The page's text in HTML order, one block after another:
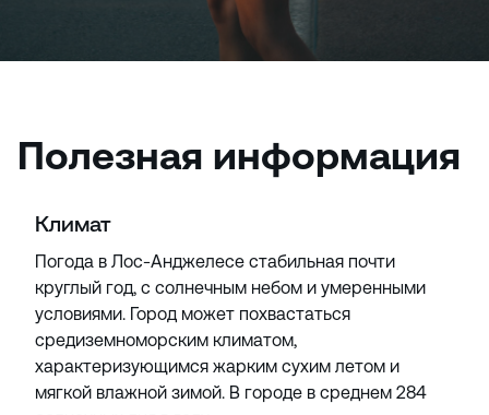
Полезная информация
Климат
Погода в Лос-Анджелесе стабильная почти
круглый год, с солнечным небом и умеренными
условиями. Город может похвастаться
средиземноморским климатом,
характеризующимся жарким сухим летом и
мягкой влажной зимой. В городе в среднем 284